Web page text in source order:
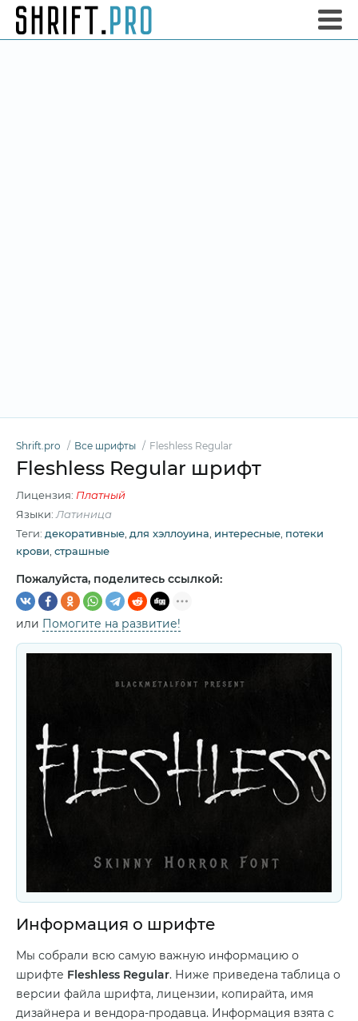
Shrift.pro Все шрифты Fleshless Regular
Fleshless Regular шрифт
Лицензия: Платный
Языки: Латиница
Теги: декоративные для хэллоуина интересные потеки
крови страшные
Пожалуйста, поделитесь ссылкой:
или Помогите на развитие!
Информация о шрифте
Мы собрали всю самую важную информацию о
шрифте Fleshless Regular. Ниже приведена таблица о
версии файла шрифта, лицензии, копирайта, имя
дизайнера и вендора-продавца. Информация взята с